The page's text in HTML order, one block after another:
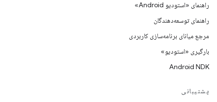
راهنمای «استودیو Android»
راهنمای توسعه‌دهندگان
مرجع میانای برنامه‌سازی کاربردی
بارگیری «استودیو»
Android NDK
پشتیبانی